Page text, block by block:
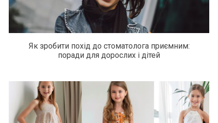
Як зробити похід до стоматолога приємним:
поради для дорослих і дітей